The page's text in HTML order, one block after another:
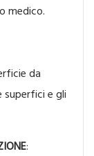
medico.
da
superfici e gli
: